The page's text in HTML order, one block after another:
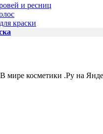
и ресниц
краски